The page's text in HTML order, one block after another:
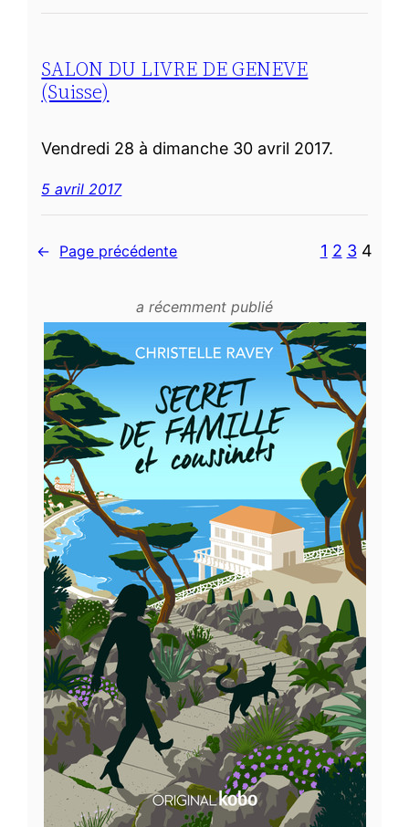
SALON DU LIVRE DE GENEVE
(Suisse)
Vendredi 28 à dimanche 30 avril 2017.
5 avril 2017
← Page précédente 1 2 3 4
a récemment publié